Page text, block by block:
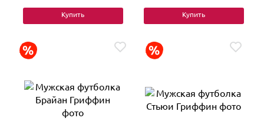
Купить Купить